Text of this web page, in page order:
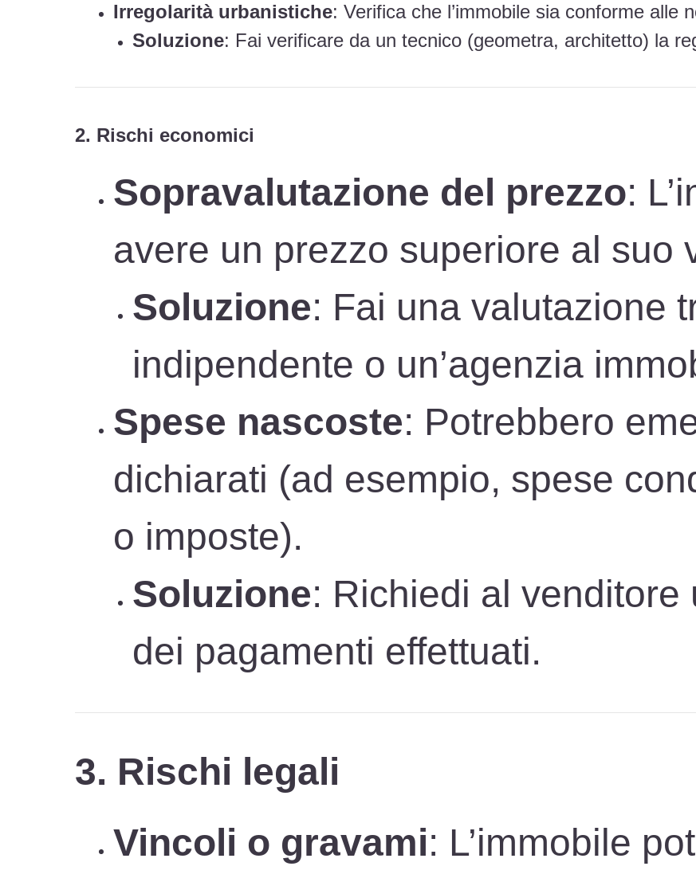
Irregolarità urbanistiche: Verifica che l’immobile sia conforme alle
Soluzione: Fai verificare da un tecnico (geometra, architetto) la
2. Rischi economici
Sopravalutazione del prezzo:
avere un prezzo superiore al suo
Soluzione: Fai una valutazione
indipendente o un’agenzia
Spese nascoste: Potrebbero
dichiarati (ad esempio, spese
o imposte).
Soluzione: Richiedi al venditore
dei pagamenti effettuati.
3. Rischi legali
Vincoli o gravami: L’immobile